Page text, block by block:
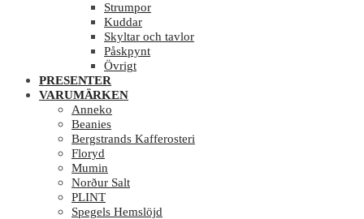
Strumpor
Kuddar
Skyltar och tavlor
Påskpynt
Övrigt
PRESENTER
VARUMÄRKEN
Anneko
Beanies
Bergstrands Kafferosteri
Floryd
Mumin
Norður Salt
PLINT
Spegels Hemslöjd